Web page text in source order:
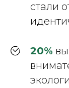
стали
20%